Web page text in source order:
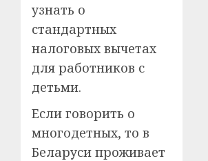
узнать о
стандартных
налоговых вычетах
для работников с
детьми.
Если говорить о
многодетных, то в
Беларуси проживает